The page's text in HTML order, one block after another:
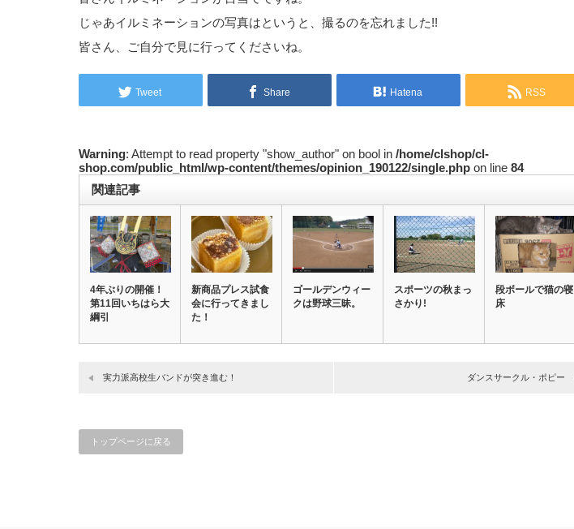
じゃあイルミネーションの写真はというと、撮るのを忘れました!!
皆さん、ご自分で見に行ってくださいね。
Tweet Share Hatena RSS
Warning: Attempt to read property "show_author" on bool in /home/clshop/cl-
shop.com/public_html/wp-content/themes/opinion_190122/single.php on line 84
関連記事
4年ぶりの開催！
第11回いちはら大
綱引
新商品プレス試食
会に行ってきまし
た！
ゴールデンウィー
クは野球三昧。
スポーツの秋まっ
さかり!
段ボールで猫の寝
床
実力派高校生バンドが突き進む！ ダンスサークル・ポピー
トップページに戻る